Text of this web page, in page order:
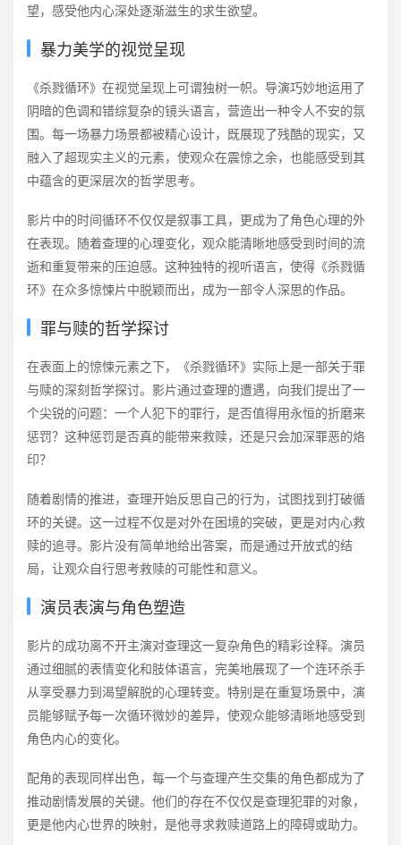
望，感受他内心深处逐渐滋生的求生欲望。
暴力美学的视觉呈现
《杀戮循环》在视觉呈现上可谓独树一帜。导演巧妙地运用了
阴暗的色调和错综复杂的镜头语言，营造出一种令人不安的氛
围。每一场暴力场景都被精心设计，既展现了残酷的现实，又
融入了超现实主义的元素，使观众在震惊之余，也能感受到其
中蕴含的更深层次的哲学思考。
影片中的时间循环不仅仅是叙事工具，更成为了角色心理的外
在表现。随着查理的心理变化，观众能清晰地感受到时间的流
逝和重复带来的压迫感。这种独特的视听语言，使得《杀戮循
环》在众多惊悚片中脱颖而出，成为一部令人深思的作品。
罪与赎的哲学探讨
在表面上的惊悚元素之下，《杀戮循环》实际上是一部关于罪
与赎的深刻哲学探讨。影片通过查理的遭遇，向我们提出了一
个尖锐的问题：一个人犯下的罪行，是否值得用永恒的折磨来
惩罚？这种惩罚是否真的能带来救赎，还是只会加深罪恶的烙
印？
随着剧情的推进，查理开始反思自己的行为，试图找到打破循
环的关键。这一过程不仅是对外在困境的突破，更是对内心救
赎的追寻。影片没有简单地给出答案，而是通过开放式的结
局，让观众自行思考救赎的可能性和意义。
演员表演与角色塑造
影片的成功离不开主演对查理这一复杂角色的精彩诠释。演员
通过细腻的表情变化和肢体语言，完美地展现了一个连环杀手
从享受暴力到渴望解脱的心理转变。特别是在重复场景中，演
员能够赋予每一次循环微妙的差异，使观众能够清晰地感受到
角色内心的变化。
配角的表现同样出色，每一个与查理产生交集的角色都成为了
推动剧情发展的关键。他们的存在不仅仅是查理犯罪的对象，
更是他内心世界的映射，是他寻求救赎道路上的障碍或助力。